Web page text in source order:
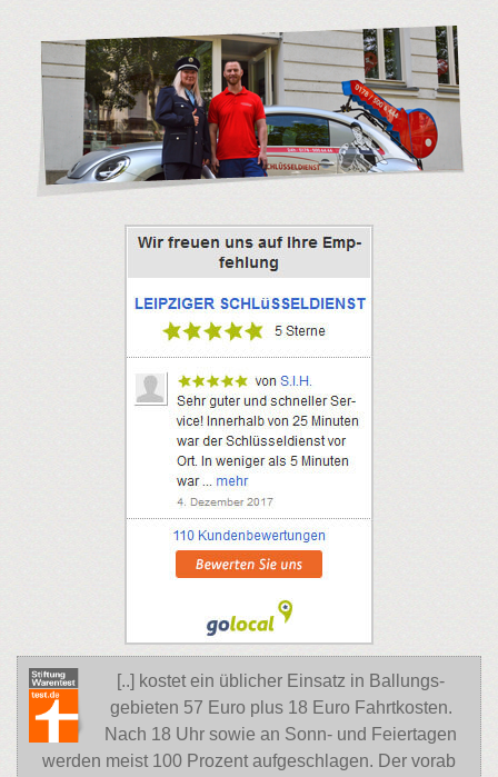
[..] kostet ein üblicher Einsatz in Ballungs-
gebieten 57 Euro plus 18 Euro Fahrtkosten.
Nach 18 Uhr sowie an Sonn- und Feiertagen
werden meist 100 Prozent aufgeschlagen. Der vorab